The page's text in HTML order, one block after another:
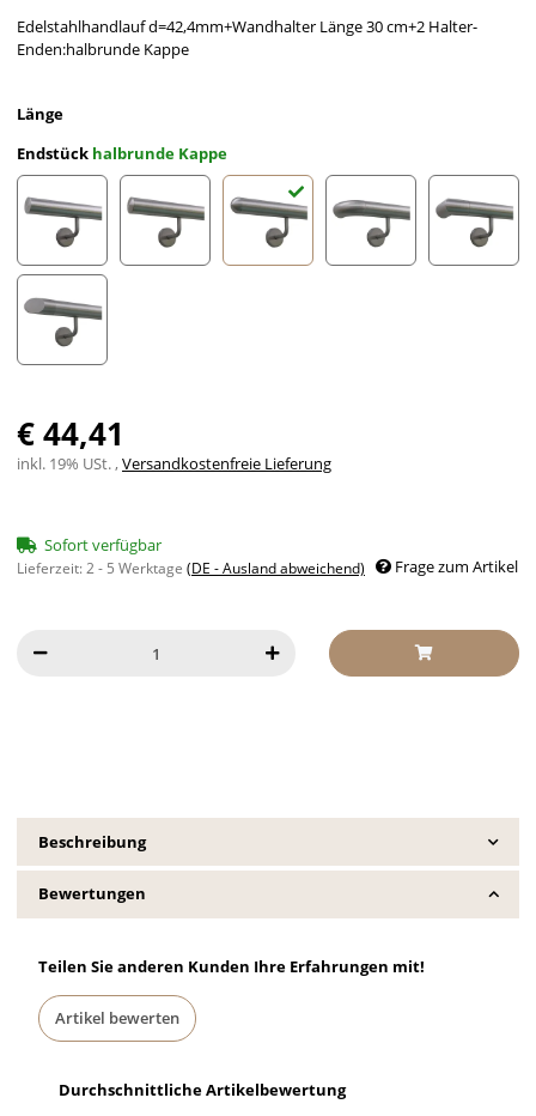
Edelstahlhandlauf d=42,4mm+Wandhalter Länge 30 cm+2 Halter-
Enden:halbrunde Kappe
Länge
Endstück halbrunde Kappe
gerade Kappe
€ 44,41
inkl. 19% USt. ,Versandkostenfreie Lieferung
Sofort verfügbar
Lieferzeit:2 - 5 Werktage (DE - Ausland abweichend) Frage zum Artikel
Beschreibung
Bewertungen
Durchschnittliche Artikelbewertung
Teilen Sie anderen Kunden Ihre Erfahrungen mit!
Artikel bewerten